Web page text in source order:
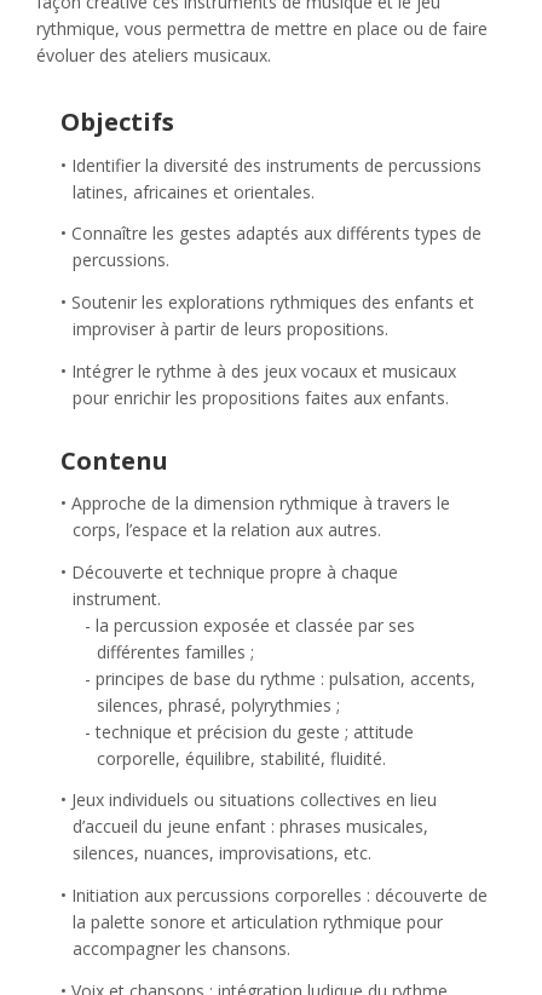
rythmique, vous permettra de mettre en place ou de faire
évoluer des ateliers musicaux.
Objectifs
Identifier la diversité des instruments de percussions
latines, africaines et orientales.
Connaître les gestes adaptés aux différents types de
percussions.
Soutenir les explorations rythmiques des enfants et
improviser à partir de leurs propositions.
Intégrer le rythme à des jeux vocaux et musicaux
pour enrichir les propositions faites aux enfants.
Contenu
Approche de la dimension rythmique à travers le
corps, l’espace et la relation aux autres.
Découverte et technique propre à chaque
instrument.
la percussion exposée et classée par ses
différentes familles ;
principes de base du rythme : pulsation, accents,
silences, phrasé, polyrythmies ;
technique et précision du geste ; attitude
corporelle, équilibre, stabilité, fluidité.
Jeux individuels ou situations collectives en lieu
d’accueil du jeune enfant : phrases musicales,
silences, nuances, improvisations, etc.
Initiation aux percussions corporelles : découverte de
la palette sonore et articulation rythmique pour
accompagner les chansons.
Voix et chansons : intégration ludique du rythme.